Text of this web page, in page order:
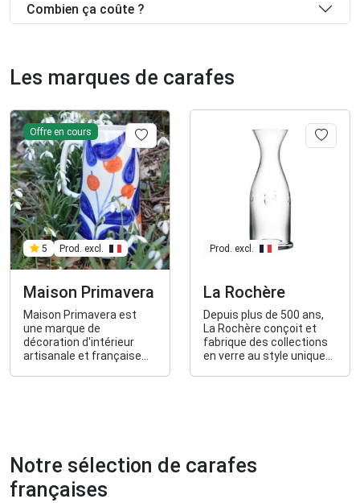
Combien ça coûte ?
Les marques de carafes
Offre en cours
5 Prod. excl.
Maison Primavera
Maison Primavera est
une marque de
décoration d'intérieur
artisanale et française
Prod. excl.
La Rochère
Depuis plus de 500 ans,
La Rochère conçoit et
fabrique des collections
en verre au style unique
Notre sélection de carafes
françaises